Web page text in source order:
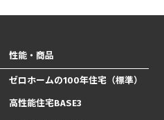
性能・商品
ゼロホームの100年住宅（標準）
高性能住宅BASE3